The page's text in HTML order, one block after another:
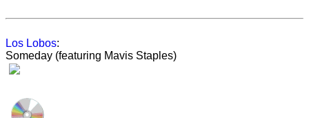
Los Lobos:
Someday (featuring Mavis Staples)